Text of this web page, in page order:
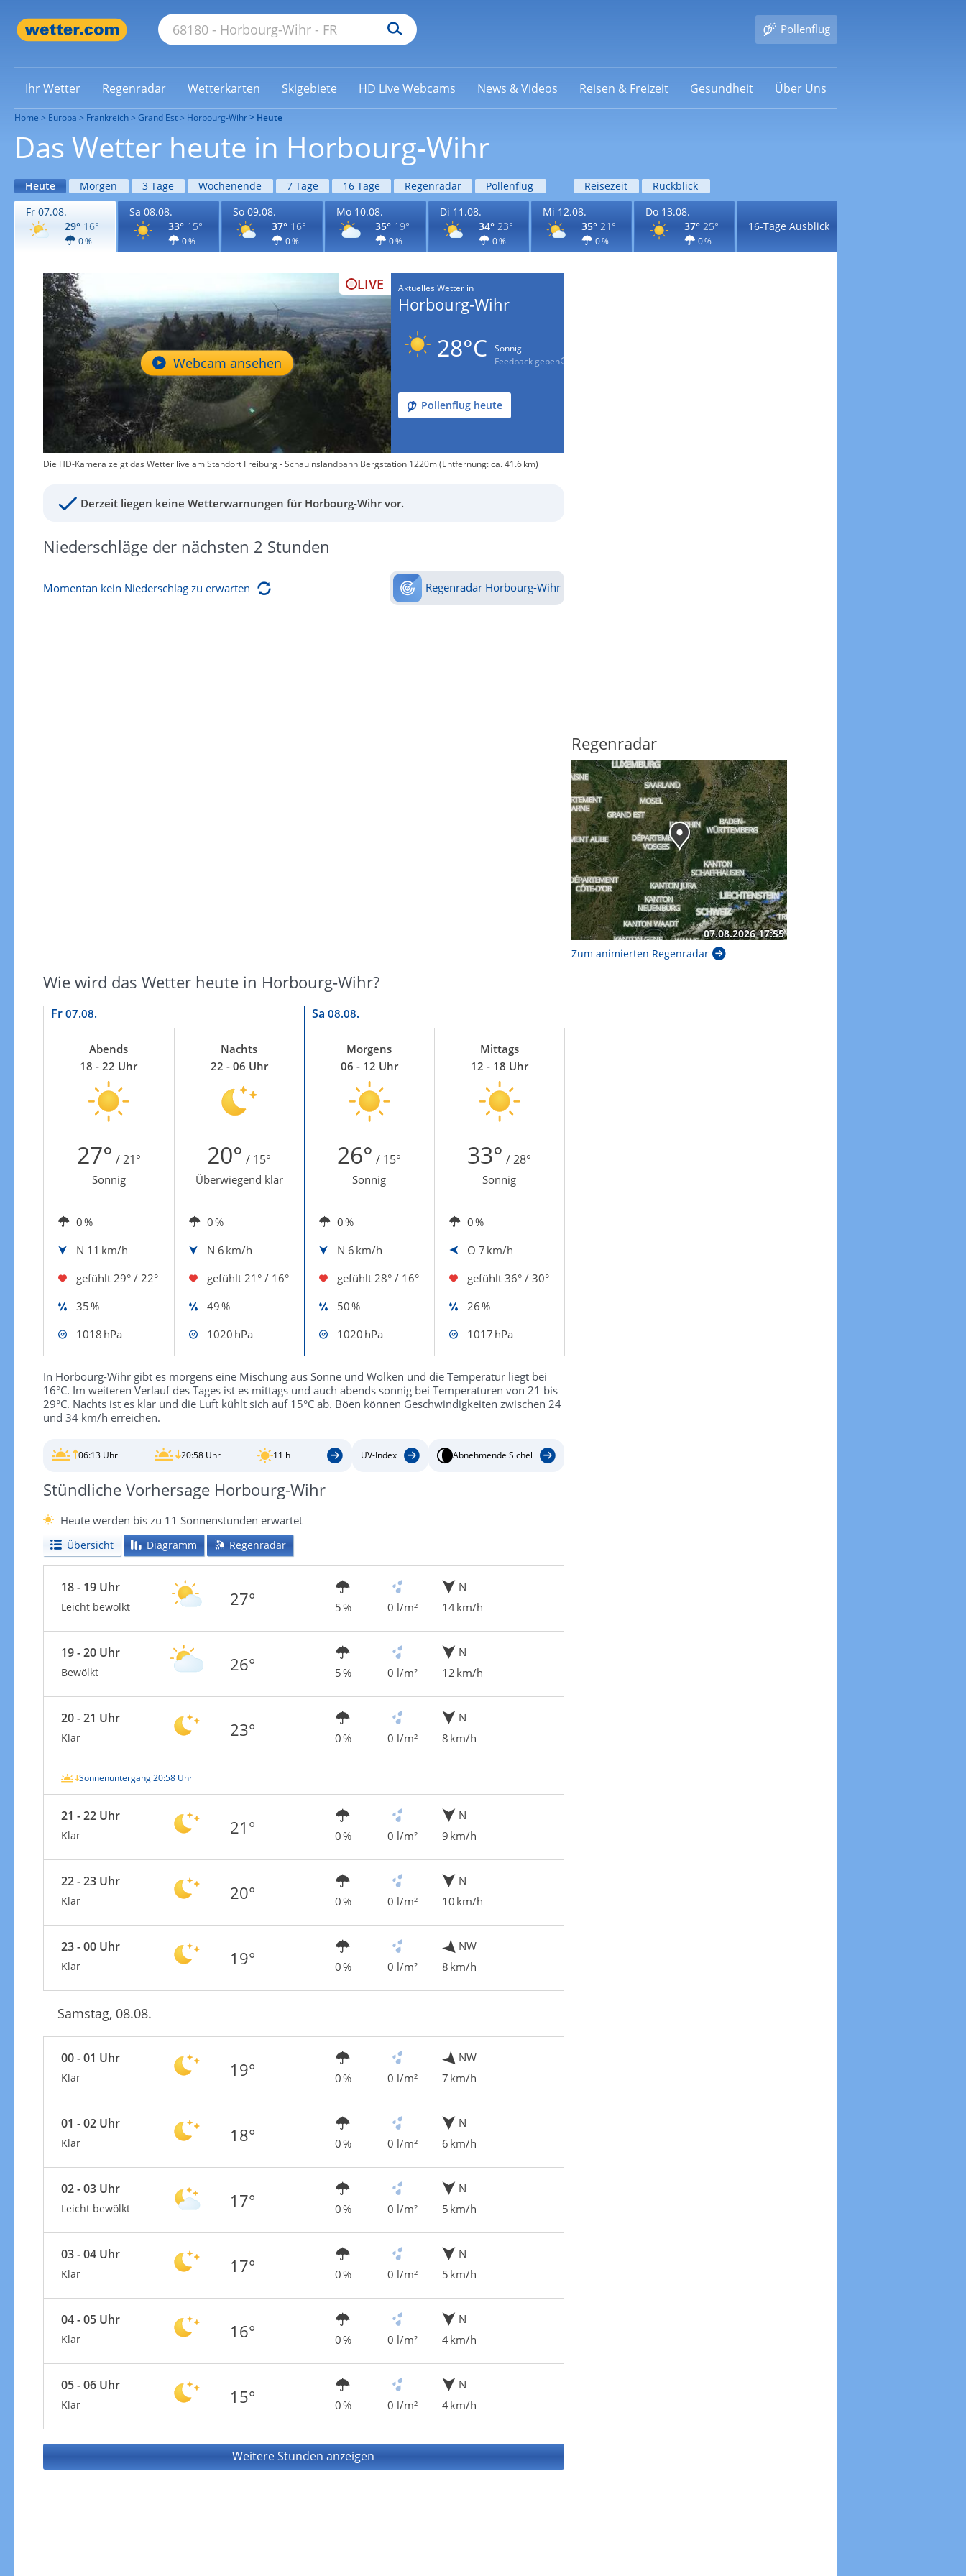
Pollenflug
Ihr Wetter Regenradar Wetterkarten Skigebiete HD Live Webcams News & Videos Reisen & Freizeit Gesundheit Über Uns
Home Europa Frankreich Grand Est Horbourg-Wihr Heute
Das Wetter heute in Horbourg-Wihr
Heute Morgen 3 Tage Wochenende 7 Tage 16 Tage Regenradar Pollenflug Reisezeit
Rückblick
Fr 07.08.
29° 16°
0 %
Sa 08.08.
33° 15°
0 %
So 09.08.
37° 16°
0 %
Mo 10.08.
35° 19°
0 %
Di 11.08.
34° 23°
0 %
Mi 12.08.
35° 21°
0 %
Do 13.08.
37° 25°
0 %
16-Tage Ausblick
LIVE
Webcam ansehen
Aktuelles Wetter in
Horbourg-Wihr
28°C
Sonnig
Feedback geben
Pollenflug heute
Die HD-Kamera zeigt das Wetter live am Standort Freiburg - Schauinslandbahn Bergstation 1220m (Entfernung: ca. 41.6 km)
Derzeit liegen keine Wetterwarnungen für Horbourg-Wihr vor.
Niederschläge der nächsten 2 Stunden
Momentan kein Niederschlag zu erwarten Regenradar Horbourg-Wihr
Wie wird das Wetter heute in Horbourg-Wihr?
Fr 07.08. Sa 08.08.
Abends
18 - 22 Uhr
Nachts
22 - 06 Uhr
Morgens
06 - 12 Uhr
Mittags
12 - 18 Uhr
27° / 21° 20° / 15° 26° / 15° 33° / 28°
Sonnig Überwiegend klar Sonnig Sonnig
0 % 0 % 0 %
0 %
N 11 km/h N 6 km/h N 6 km/h O 7 km/h
gefühlt 29° / 22° gefühlt 21° / 16° gefühlt 28° / 16° gefühlt 36° / 30°
35 %
49 % 50 %
26 %
1018 hPa
1020 hPa 1020 hPa 1017 hPa
In Horbourg-Wihr gibt es morgens eine Mischung aus Sonne und Wolken und die Temperatur liegt bei
16°C. Im weiteren Verlauf des Tages ist es mittags und auch abends sonnig bei Temperaturen von 21 bis
29°C. Nachts ist es klar und die Luft kühlt sich auf 15°C ab. Böen können Geschwindigkeiten zwischen 24
und 34 km/h erreichen.
06:13 Uhr 20:58 Uhr 11 h UV-Index Abnehmende Sichel
Stündliche Vorhersage Horbourg-Wihr
Heute werden bis zu 11 Sonnenstunden erwartet
Übersicht Diagramm Regenradar
18 - 19 Uhr
Leicht bewölkt 27° 5 % 0 l/m²
N
14 km/h
19 - 20 Uhr
Bewölkt 26° 5 % 0 l/m²
N
12 km/h
20 - 21 Uhr
Klar 23° 0 % 0 l/m²
N
8 km/h
Sonnenuntergang 20:58 Uhr
21 - 22 Uhr
Klar 21° 0 % 0 l/m²
N
9 km/h
22 - 23 Uhr
Klar 20° 0 % 0 l/m²
N
10 km/h
23 - 00 Uhr
Klar 19° 0 % 0 l/m²
NW
8 km/h
Samstag, 08.08.
00 - 01 Uhr
Klar 19° 0 % 0 l/m²
NW
7 km/h
01 - 02 Uhr
Klar 18° 0 % 0 l/m²
N
6 km/h
02 - 03 Uhr
Leicht bewölkt 17° 0 % 0 l/m²
N
5 km/h
03 - 04 Uhr
Klar 17° 0 % 0 l/m²
N
5 km/h
04 - 05 Uhr
Klar 16° 0 % 0 l/m²
N
4 km/h
05 - 06 Uhr
Klar 15° 0 % 0 l/m²
N
4 km/h
Weitere Stunden anzeigen
Regenradar
Zum animierten Regenradar